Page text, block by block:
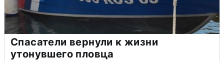
Спасатели вернули к жизни
утонувшего пловца